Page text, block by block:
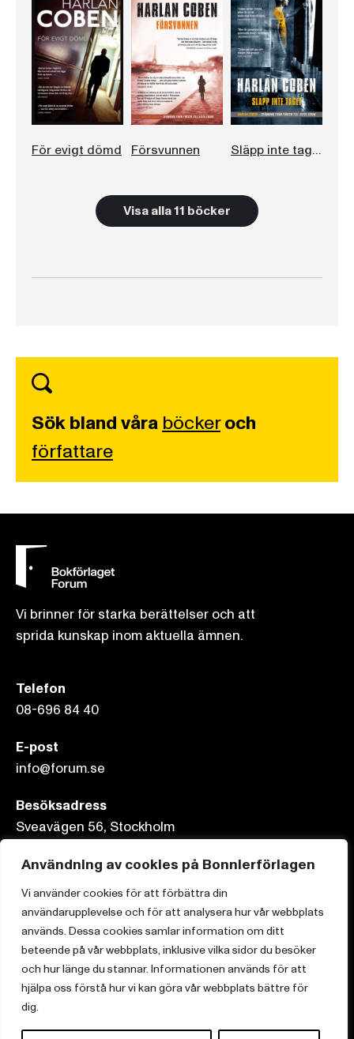
Användning av cookies på Bonnierförlagen
Vi använder cookies för att förbättra din
användarupplevelse och för att analysera hur vår webbplats
används. Dessa cookies samlar information om ditt
beteende på vår webbplats, inklusive vilka sidor du besöker
och hur länge du stannar. Informationen används för att
hjälpa oss förstå hur vi kan göra vår webbplats bättre för
dig.
För evigt dömd Försvunnen Släpp inte taget
Visa alla 11 böcker
Sök bland våra böckeroch
författare
Vi brinner för starka berättelser och att
sprida kunskap inom aktuella ämnen.
Telefon
08-696 84 40
E-post
info@forum.se
Besöksadress
Sveavägen 56, Stockholm
Postadress
Box 3159, 103 63 Stockholm
Om Bonnierförlagen
Cookies
Integritetspolicy